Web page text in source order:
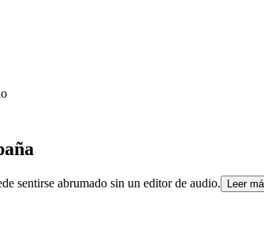
sentirse abrumado sin un editor de audio. Leer